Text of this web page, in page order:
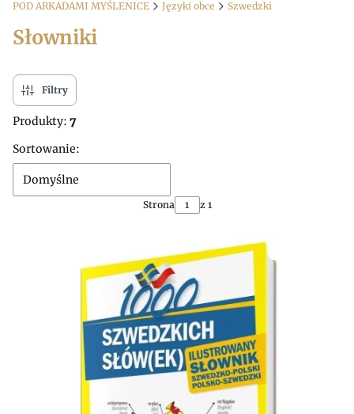
POD ARKADAMI MYŚLENICE Języki obce Szwedzki
Słowniki
Filtry
Produkty: 7
Lista produktów
Sortowanie:
Domyślne
Strona z 1